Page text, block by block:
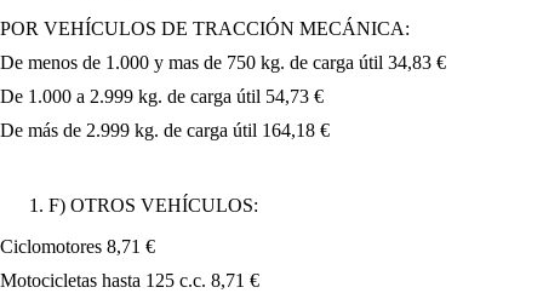
POR VEHÍCULOS DE TRACCIÓN MECÁNICA:
De menos de 1.000 y mas de 750 kg. de carga útil 34,83 €
De 1.000 a 2.999 kg. de carga útil 54,73 €
De más de 2.999 kg. de carga útil 164,18 €
F) OTROS VEHÍCULOS:
Ciclomotores 8,71 €
Motocicletas hasta 125 c.c. 8,71 €